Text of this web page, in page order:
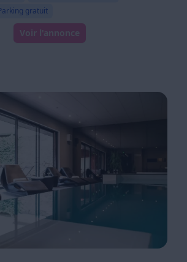
gratuit
Voir l'annonce